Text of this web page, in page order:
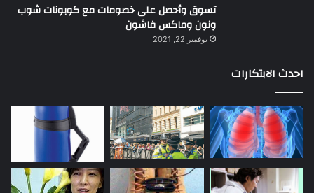
تسوق وأحصل على خصومات مع كوبونات شوب
ونون وماكس فاشون
نوفمبر 22, 2021
احدث الابتكارات